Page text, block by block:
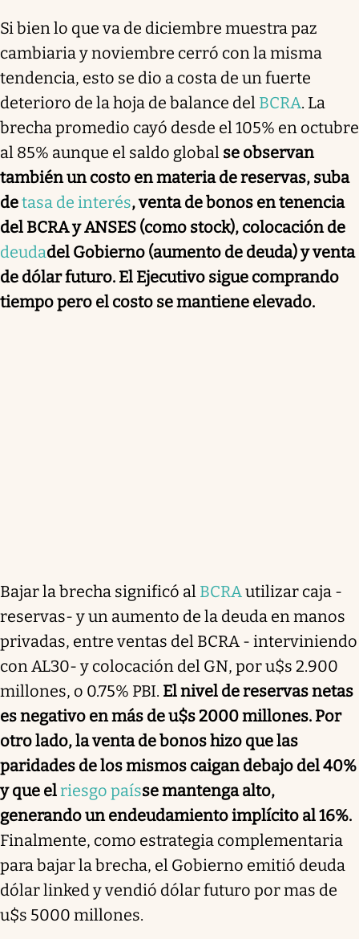
Si bien lo que va de diciembre muestra paz
cambiaria y noviembre cerró con la misma
tendencia, esto se dio a costa de un fuerte
deterioro de la hoja de balance del BCRA. La
brecha promedio cayó desde el 105% en octubre
al 85% aunque el saldo global se observan
también un costo en materia de reservas, suba
detasa de interés, venta de bonos en tenencia
del BCRA y ANSES (como stock), colocación de
deudadel Gobierno (aumento de deuda) y venta
de dólar futuro. El Ejecutivo sigue comprando
tiempo pero el costo se mantiene elevado.
Bajar la brecha significó al BCRAutilizar caja -
reservas- y un aumento de la deuda en manos
privadas, entre ventas del BCRA - interviniendo
con AL30- y colocación del GN, por u$s 2.900
millones, o 0.75% PBI. El nivel de reservas netas
es negativo en más de u$s 2000 millones. Por
otro lado, la venta de bonos hizo que las
paridades de los mismos caigan debajo del 40%
y que elriesgo paísse mantenga alto,
generando un endeudamiento implícito al 16%.
Finalmente, como estrategia complementaria
para bajar la brecha, el Gobierno emitió deuda
dólar linked y vendió dólar futuro por mas de
u$s 5000 millones.